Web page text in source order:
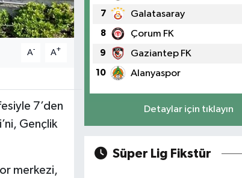
A- A+
7’den
Gençlik
merkezi,
7 Galatasaray
8 Çorum FK
9 Gaziantep FK
10 Alanyaspor
Detaylar için tıklayın
Süper Lig Fikstür